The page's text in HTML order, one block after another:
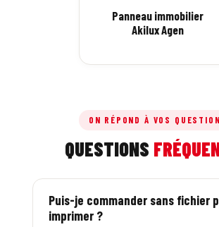
Panneau immobilier
Akilux Agen
ON RÉPOND À VOS
QUESTIONS
Puis-je commander sans fichier
imprimer ?